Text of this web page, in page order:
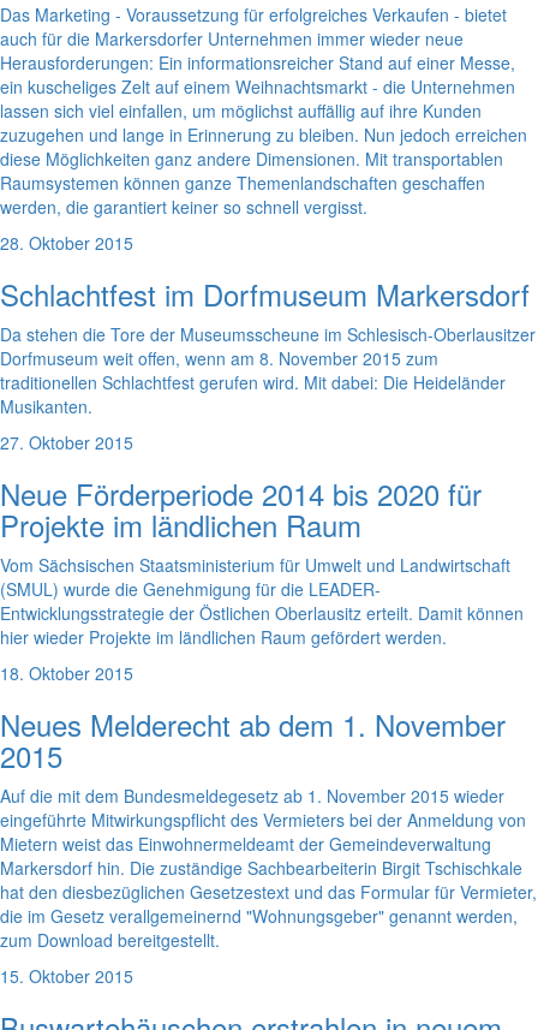
Das Marketing - Voraussetzung für erfolgreiches Verkaufen - bietet
auch für die Markersdorfer Unternehmen immer wieder neue
Herausforderungen: Ein informationsreicher Stand auf einer Messe,
ein kuscheliges Zelt auf einem Weihnachtsmarkt - die Unternehmen
lassen sich viel einfallen, um möglichst auffällig auf ihre Kunden
zuzugehen und lange in Erinnerung zu bleiben. Nun jedoch erreichen
diese Möglichkeiten ganz andere Dimensionen. Mit transportablen
Raumsystemen können ganze Themenlandschaften geschaffen
werden, die garantiert keiner so schnell vergisst.
28. Oktober 2015
Schlachtfest im Dorfmuseum Markersdorf
Da stehen die Tore der Museumsscheune im Schlesisch-Oberlausitzer
Dorfmuseum weit offen, wenn am 8. November 2015 zum
traditionellen Schlachtfest gerufen wird. Mit dabei: Die Heideländer
Musikanten.
27. Oktober 2015
Neue Förderperiode 2014 bis 2020 für
Projekte im ländlichen Raum
Vom Sächsischen Staatsministerium für Umwelt und Landwirtschaft
(SMUL) wurde die Genehmigung für die LEADER-
Entwicklungsstrategie der Östlichen Oberlausitz erteilt. Damit können
hier wieder Projekte im ländlichen Raum gefördert werden.
18. Oktober 2015
Neues Melderecht ab dem 1. November
2015
Auf die mit dem Bundesmeldegesetz ab 1. November 2015 wieder
eingeführte Mitwirkungspflicht des Vermieters bei der Anmeldung von
Mietern weist das Einwohnermeldeamt der Gemeindeverwaltung
Markersdorf hin. Die zuständige Sachbearbeiterin Birgit Tschischkale
hat den diesbezüglichen Gesetzestext und das Formular für Vermieter,
die im Gesetz verallgemeinernd "Wohnungsgeber" genannt werden,
zum Download bereitgestellt.
15. Oktober 2015